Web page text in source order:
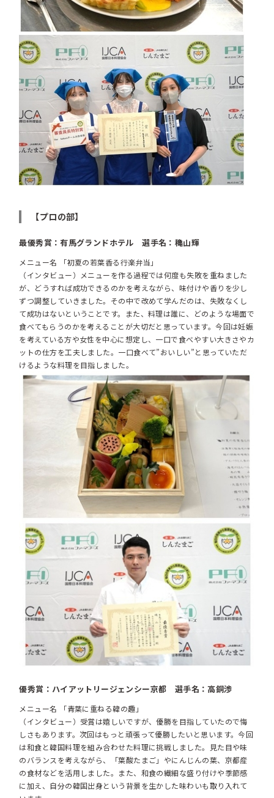
【プロの部】
最優秀賞：有馬グランドホテル 選手名：穐山輝
メニュー名 「初夏の若葉香る行楽弁当」
（インタビュー）メニューを作る過程では何度も失敗を重ねました
が、どうすれば成功できるのかを考えながら、味付けや香りを少し
ずつ調整していきました。その中で改めて学んだのは、失敗なくし
て成功はないということです。また、料理は誰に、どのような場面で
食べてもらうのかを考えることが大切だと思っています。今回は妊娠
を考えている方や女性を中心に想定し、一口で食べやすい大きさやカ
ットの仕方を工夫しました。一口食べて”おいしい”と思っていただ
けるような料理を目指しました。
優秀賞：ハイアットリージェンシー京都 選手名：高銅渉
メニュー名 「青葉に重ねる韓の趣」
（インタビュー）受賞は嬉しいですが、優勝を目指していたので悔
しさもあります。次回はもっと頑張って優勝したいと思います。今回
は和食と韓国料理を組み合わせた料理に挑戦しました。見た目や味
のバランスを考えながら、「葉酸たまご」やにんじんの葉、京都産
の食材などを活用しました。また、和食の繊細な盛り付けや季節感
に加え、自分の韓国出身という背景を生かした味わいも取り入れて